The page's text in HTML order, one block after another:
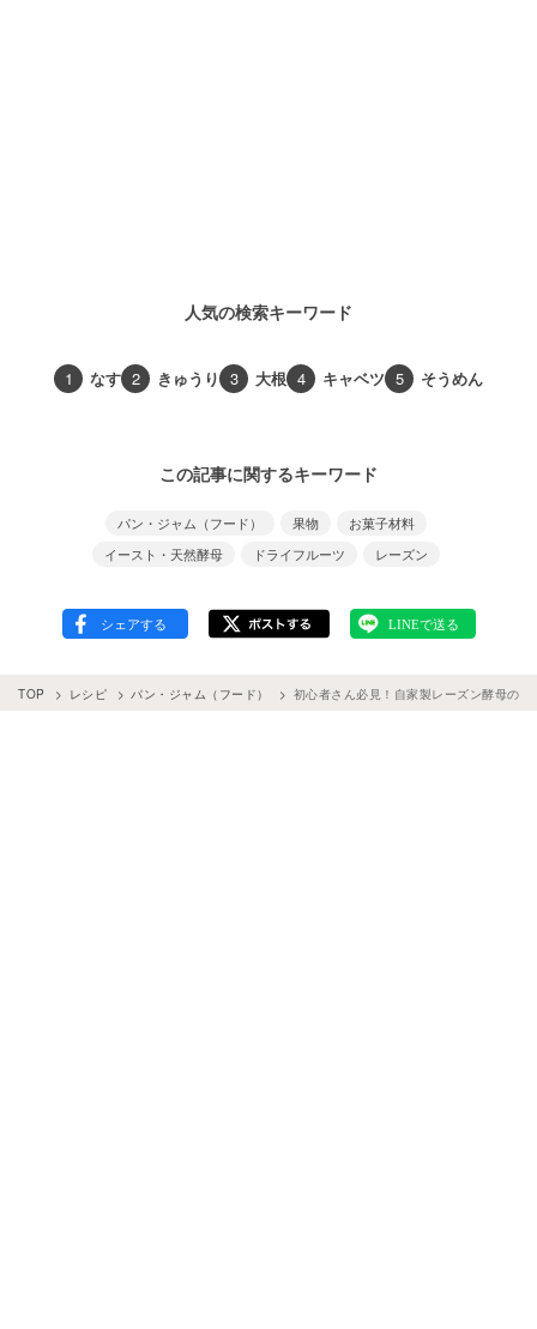
人気の検索キーワード
1 なす 2 きゅうり 3 大根 4 キャベツ 5 そうめん
この記事に関するキーワード
パン・ジャム（フード） 果物
お菓子材料
イースト・天然酵母
ドライフルーツ レーズン
TOP レシピ パン・ジャム（フード） 初心者さん必見！自家製レーズン酵母の